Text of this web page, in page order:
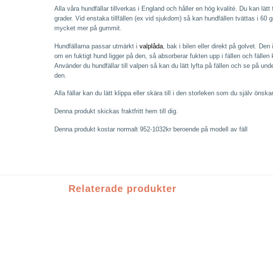
Alla våra hundfällar tillverkas i England och håller en hög kvalité. Du kan
grader. Vid enstaka tillfällen (ex vid sjukdom) så kan hundfällen tvättas i 60
mycket mer på gummit.
Hundfällarna passar utmärkt i valplåda , bak i bilen eller direkt på golvet.
om en fuktigt hund ligger på den, så absorberar fukten upp i fällen och fällen
Använder du hundfällar till valpen så kan du lätt lyfta på fällen och se på
den.
Alla fällar kan du lätt klippa eller skära till i den storleken som du själv
Denna produkt skickas fraktfritt hem till dig.
Denna produkt kostar normalt 952-1032kr beroende på modell av fäll
Relaterade produkter